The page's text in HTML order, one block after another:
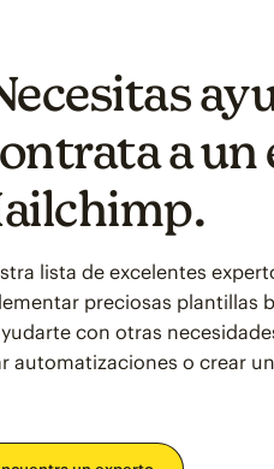
a un
lista de excelentes
preciosas plantillas
con otras
automatizaciones o crear